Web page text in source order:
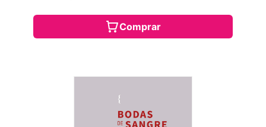
Comprar